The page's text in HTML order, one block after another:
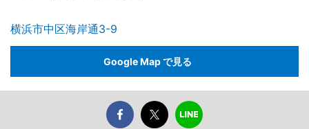
横浜市中区海岸通3-9
Google Map で見る